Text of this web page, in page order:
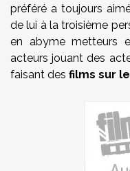
préféré a toujours
de lui à la troisième
en abyme metteurs
acteurs jouant des
faisant des films sur